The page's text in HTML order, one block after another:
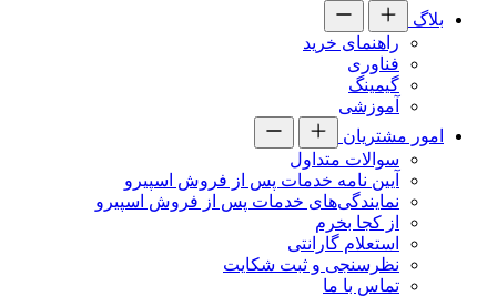
بلاگ
راهنمای خرید
فناوری
گیمینگ
آموزشی
امور مشتریان
سوالات متداول
آیین نامه خدمات پس از فروش اسپیرو
نمایندگی‌های خدمات پس از فروش اسپیرو
از کجا بخرم
استعلام گارانتی
نظرسنجی و ثبت شکایت
تماس با ما